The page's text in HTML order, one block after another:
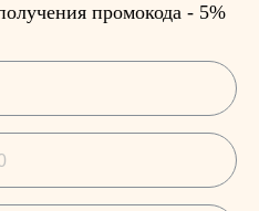
промокода - 5%